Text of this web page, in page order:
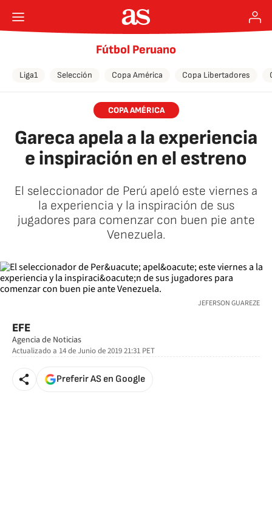
Fútbol Peruano
Liga1 Selección Copa América Copa Libertadores
COPA AMÉRICA
Gareca apela a la experiencia
e inspiración en el estreno
El seleccionador de Perú apeló este viernes a
la experiencia y la inspiración de sus
jugadores para comenzar con buen pie ante
Venezuela.
JEFERSON GUAREZE
EFE
Agencia de Noticias
Actualizado a 14 de Junio de 2019 21:31 PET
Preferir AS en Google